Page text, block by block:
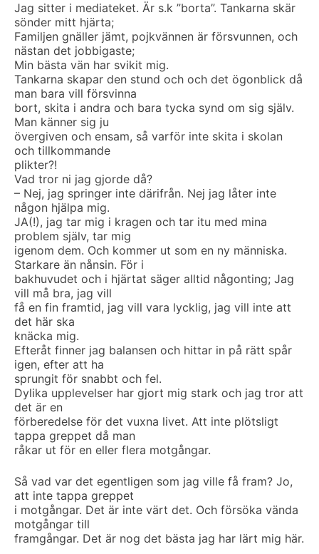
Jag sitter i mediateket. Är s.k ”borta”. Tankarna skär
sönder mitt hjärta;
Familjen gnäller jämt, pojkvännen är försvunnen, och
nästan det jobbigaste;
Min bästa vän har svikit mig.
Tankarna skapar den stund och och det ögonblick då
man bara vill försvinna
bort, skita i andra och bara tycka synd om sig själv.
Man känner sig ju
övergiven och ensam, så varför inte skita i skolan
och tillkommande
plikter?!
Vad tror ni jag gjorde då?
– Nej, jag springer inte därifrån. Nej jag låter inte
någon hjälpa mig.
JA(!), jag tar mig i kragen och tar itu med mina
problem själv, tar mig
igenom dem. Och kommer ut som en ny människa.
Starkare än nånsin. För i
bakhuvudet och i hjärtat säger alltid någonting; Jag
vill må bra, jag vill
få en fin framtid, jag vill vara lycklig, jag vill inte att
det här ska
knäcka mig.
Efteråt finner jag balansen och hittar in på rätt spår
igen, efter att ha
sprungit för snabbt och fel.
Dylika upplevelser har gjort mig stark och jag tror att
det är en
förberedelse för det vuxna livet. Att inte plötsligt
tappa greppet då man
råkar ut för en eller flera motgångar.
Så vad var det egentligen som jag ville få fram? Jo,
att inte tappa greppet
i motgångar. Det är inte värt det. Och försöka vända
motgångar till
framgångar. Det är nog det bästa jag har lärt mig här.